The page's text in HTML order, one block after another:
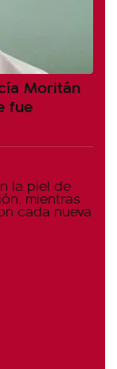
Moritán
fue